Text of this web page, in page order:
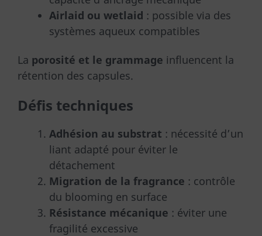
Airlaid ou wetlaid : possible via des
systèmes aqueux compatibles
La porosité et le grammage influencent la
rétention des capsules.
Défis techniques
Adhésion au substrat : nécessité d’un
liant adapté pour éviter le
détachement
Migration de la fragrance : contrôle
du blooming en surface
Résistance mécanique : éviter une
fragilité excessive